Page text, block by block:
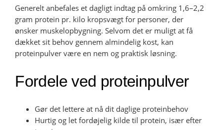
Generelt anbefales et dagligt indtag på omkring 1,6–2,2
gram protein pr. kilo kropsvægt for personer, der
ønsker muskelopbygning. Selvom det er muligt at få
dækket sit behov gennem almindelig kost, kan
proteinpulver være en nem og praktisk løsning.
Fordele ved proteinpulver
Gør det lettere at nå dit daglige proteinbehov
Hurtig og let fordøjelig kilde til protein, især efter